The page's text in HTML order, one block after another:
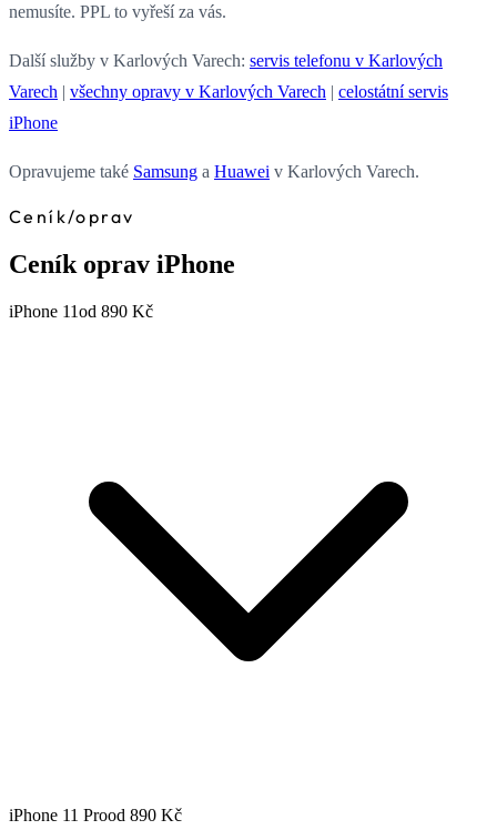
nemusíte. PPL to vyřeší za vás.
Další služby v Karlových Varech: servis telefonu v Karlových
Varech | všechny opravy v Karlových Varech | celostátní servis
iPhone
Opravujeme také Samsung a Huawei v Karlových Varech.
Ceník/oprav
Ceník oprav iPhone
iPhone 11od 890 Kč
iPhone 11 Prood 890 Kč